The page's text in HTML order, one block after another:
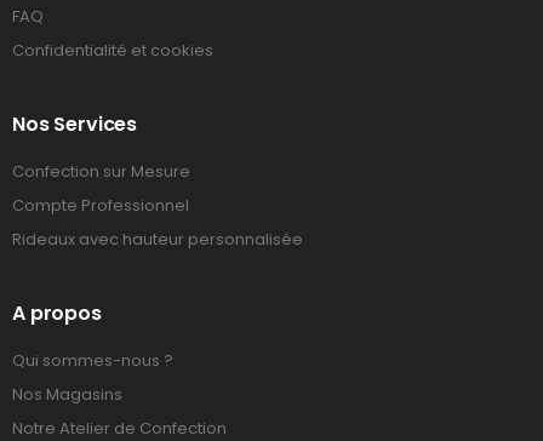
FAQ
Confidentialité et cookies
Nos Services
Confection sur Mesure
Compte Professionnel
Rideaux avec hauteur personnalisée
A propos
Qui sommes-nous ?
Nos Magasins
Notre Atelier de Confection